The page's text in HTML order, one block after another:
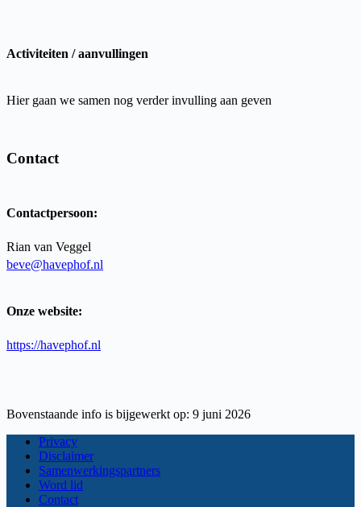
Activiteiten / aanvullingen
Hier gaan we samen nog verder invulling aan geven
Contact
Contactpersoon:
Rian van Veggel
beve@havephof.nl
Onze website:
https://havephof.nl
Bovenstaande info is bijgewerkt op: 9 juni 2026
Privacy
Disclaimer
Samenwerkingspartners
Word lid
Contact